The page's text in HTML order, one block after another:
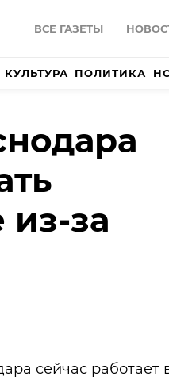
ВСЕ ГАЗЕТЫ
КУЛЬТУРА ПОЛИТИКА
за
сейчас работает